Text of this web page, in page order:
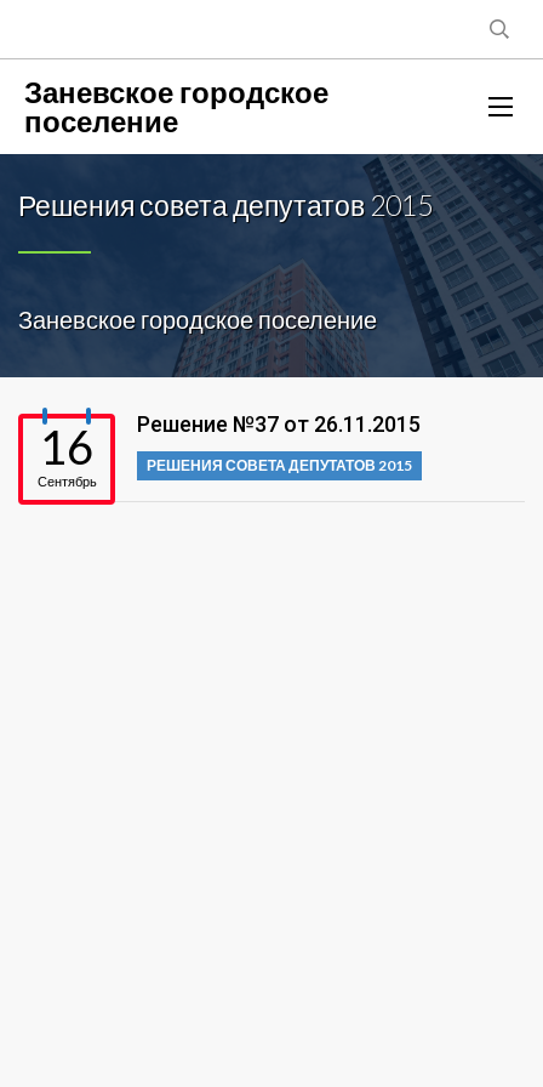
Заневское городское
поселение
Решения совета депутатов 2015
Заневское городское поселение
16
Сентябрь
Решение №37 от 26.11.2015
РЕШЕНИЯ СОВЕТА ДЕПУТАТОВ 2015